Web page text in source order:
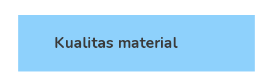
Kualitas material